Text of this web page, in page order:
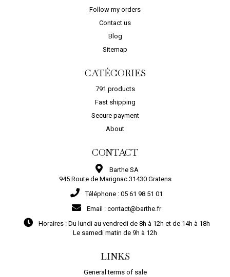
Follow my orders
Contact us
Blog
Sitemap
CATÉGORIES
791 products
Fast shipping
Secure payment
About
CONTACT
Barthe SA
945 Route de Marignac 31430 Gratens
Téléphone : 05 61 98 51 01
Email : contact@barthe.fr
Horaires : Du lundi au vendredi de 8h à 12h et de 14h à 18h
Le samedi matin de 9h à 12h
LINKS
General terms of sale